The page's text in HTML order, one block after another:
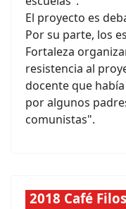
El proyecto es
Por su parte, los
Fortaleza
resistencia al
docente que
por algunos
comunistas".
2018 Café